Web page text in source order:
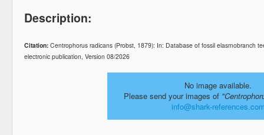
Description:
Citation: Centrophorus radicans (Probst, 1879): In: Database of fossil elasmobranch
electronic publication, Version 08/2026
No image available.
Please send your images of
info@shark-